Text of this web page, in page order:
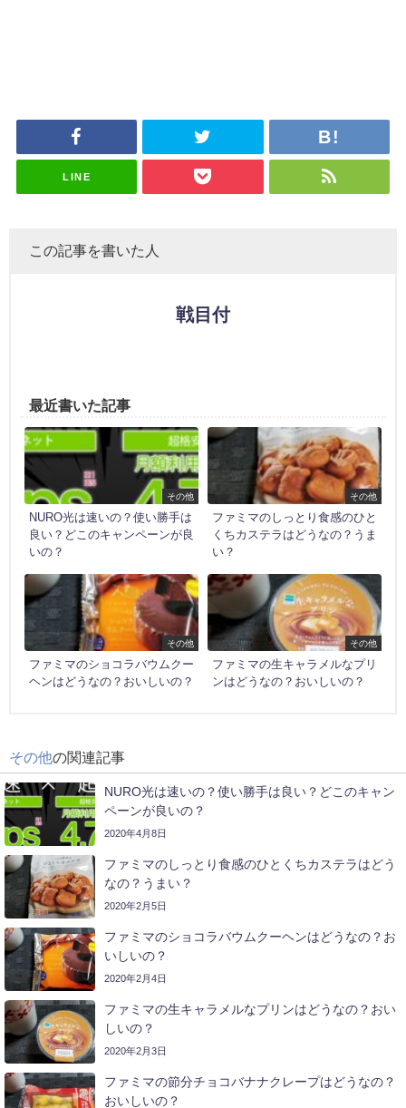
LINE
この記事を書いた人
戦目付
最近書いた記事
その他
NURO光は速いの？使い勝手は
良い？どこのキャンペーンが良
いの？
その他
ファミマのしっとり食感のひと
くちカステラはどうなの？うま
い？
その他
ファミマのショコラバウムクー
ヘンはどうなの？おいしいの？
その他
ファミマの生キャラメルなプリ
ンはどうなの？おいしいの？
その他の関連記事
NURO光は速いの？使い勝手は良い？どこのキャン
ペーンが良いの？
2020年4月8日
ファミマのしっとり食感のひとくちカステラはどう
なの？うまい？
2020年2月5日
ファミマのショコラバウムクーヘンはどうなの？お
いしいの？
2020年2月4日
ファミマの生キャラメルなプリンはどうなの？おい
しいの？
2020年2月3日
ファミマの節分チョコバナナクレープはどうなの？
おいしいの？